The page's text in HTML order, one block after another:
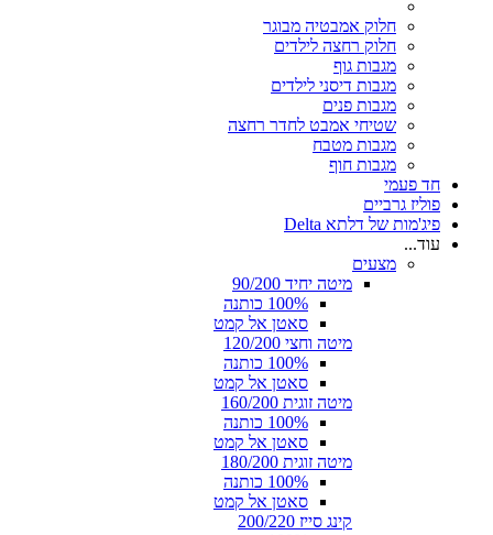
חלוק אמבטיה מבוגר
חלוק רחצה לילדים
מגבות גוף
מגבות דיסני לילדים
מגבות פנים
שטיחי אמבט לחדר רחצה
מגבות מטבח
מגבות חוף
חד פעמי
פוליז גרביים
פיג'מות של דלתא Delta
עוד...
מצעים
מיטה יחיד 90/200
100% כותנה
סאטן אל קמט
מיטה וחצי 120/200
100% כותנה
סאטן אל קמט
מיטה זוגית 160/200
100% כותנה
סאטן אל קמט
מיטה זוגית 180/200
100% כותנה
סאטן אל קמט
קינג סייז 200/220